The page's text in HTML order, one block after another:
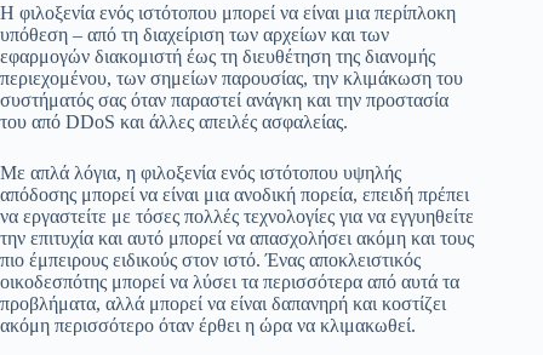
Η φιλοξενία ενός ιστότοπου μπορεί να είναι μια περίπλοκη
υπόθεση – από τη διαχείριση των αρχείων και των
εφαρμογών διακομιστή έως τη διευθέτηση της διανομής
περιεχομένου, των σημείων παρουσίας, την κλιμάκωση του
συστήματός σας όταν παραστεί ανάγκη και την προστασία
του από DDoS και άλλες απειλές ασφαλείας.
Με απλά λόγια, η φιλοξενία ενός ιστότοπου υψηλής
απόδοσης μπορεί να είναι μια ανοδική πορεία, επειδή πρέπει
να εργαστείτε με τόσες πολλές τεχνολογίες για να εγγυηθείτε
την επιτυχία και αυτό μπορεί να απασχολήσει ακόμη και τους
πιο έμπειρους ειδικούς στον ιστό. Ένας αποκλειστικός
οικοδεσπότης μπορεί να λύσει τα περισσότερα από αυτά τα
προβλήματα, αλλά μπορεί να είναι δαπανηρή και κοστίζει
ακόμη περισσότερο όταν έρθει η ώρα να κλιμακωθεί.